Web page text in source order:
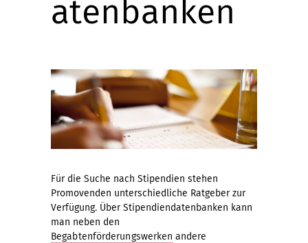
atenbanken
Für die Suche nach Stipendien stehen
Promovenden unterschiedliche Ratgeber zur
Verfügung. Über Stipendiendatenbanken kann
man neben den
Begabtenförderungswerken andere